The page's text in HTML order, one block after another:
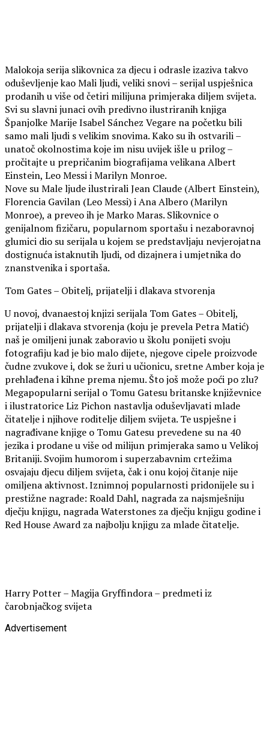
Malokoja serija slikovnica za djecu i odrasle izaziva takvo
oduševljenje kao Mali ljudi, veliki snovi – serijal uspješnica
prodanih u više od četiri milijuna primjeraka diljem svijeta.
Svi su slavni junaci ovih predivno ilustriranih knjiga
Španjolke Marije Isabel Sánchez Vegare na početku bili
samo mali ljudi s velikim snovima. Kako su ih ostvarili –
unatoč okolnostima koje im nisu uvijek išle u prilog –
pročitajte u prepričanim biografijama velikana Albert
Einstein, Leo Messi i Marilyn Monroe.
Nove su Male ljude ilustrirali Jean Claude (Albert Einstein),
Florencia Gavilan (Leo Messi) i Ana Albero (Marilyn
Monroe), a preveo ih je Marko Maras. Slikovnice o
genijalnom fizičaru, popularnom sportašu i nezaboravnoj
glumici dio su serijala u kojem se predstavljaju nevjerojatna
dostignuća istaknutih ljudi, od dizajnera i umjetnika do
znanstvenika i sportaša.
Tom Gates – Obitelj, prijatelji i dlakava stvorenja
U novoj, dvanaestoj knjizi serijala Tom Gates – Obitelj,
prijatelji i dlakava stvorenja (koju je prevela Petra Matić)
naš je omiljeni junak zaboravio u školu ponijeti svoju
fotografiju kad je bio malo dijete, njegove cipele proizvode
čudne zvukove i, dok se žuri u učionicu, sretne Amber koja je
prehlađena i kihne prema njemu. Što još može poći po zlu?
Megapopularni serijal o Tomu Gatesu britanske književnice
i ilustratorice Liz Pichon nastavlja oduševljavati mlade
čitatelje i njihove roditelje diljem svijeta. Te uspješne i
nagrađivane knjige o Tomu Gatesu prevedene su na 40
jezika i prodane u više od milijun primjeraka samo u Velikoj
Britaniji. Svojim humorom i superzabavnim crtežima
osvajaju djecu diljem svijeta, čak i onu kojoj čitanje nije
omiljena aktivnost. Iznimnoj popularnosti pridonijele su i
prestižne nagrade: Roald Dahl, nagrada za najsmješniju
dječju knjigu, nagrada Waterstones za dječju knjigu godine i
Red House Award za najbolju knjigu za mlade čitatelje.
Harry Potter – Magija Gryffindora – predmeti iz
čarobnjačkog svijeta
Advertisement